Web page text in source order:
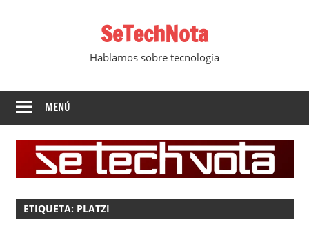
SeTechNota
Hablamos sobre tecnología
MENÚ
ETIQUETA: PLATZI